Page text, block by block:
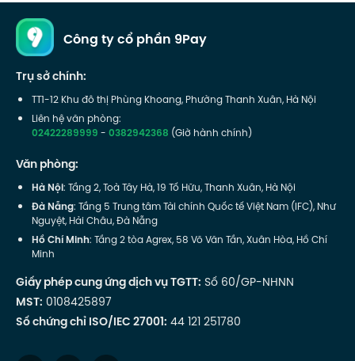
Công ty cổ phần 9Pay
Trụ sở chính:
TT1-12 Khu đô thị Phùng Khoang, Phường Thanh Xuân, Hà Nội
Liên hệ văn phòng:
02422289999-0382942368 (Giờ hành chính)
Văn phòng:
Hà Nội: Tầng 2, Toà Tây Hà, 19 Tố Hữu, Thanh Xuân, Hà Nội
Đà Nẵng: Tầng 5 Trung tâm Tài chính Quốc tế Việt Nam (IFC), Như
Nguyệt, Hải Châu, Đà Nẵng
Hồ Chí Minh: Tầng 2 tòa Agrex, 58 Võ Văn Tần, Xuân Hòa, Hồ Chí
Minh
Giấy phép cung ứng dịch vụ TGTT: Số 60/GP-NHNN
MST: 0108425897
Số chứng chỉ ISO/IEC 27001: 44 121 251780